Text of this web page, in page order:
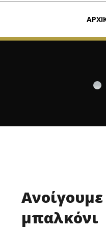
μπαλκόνι